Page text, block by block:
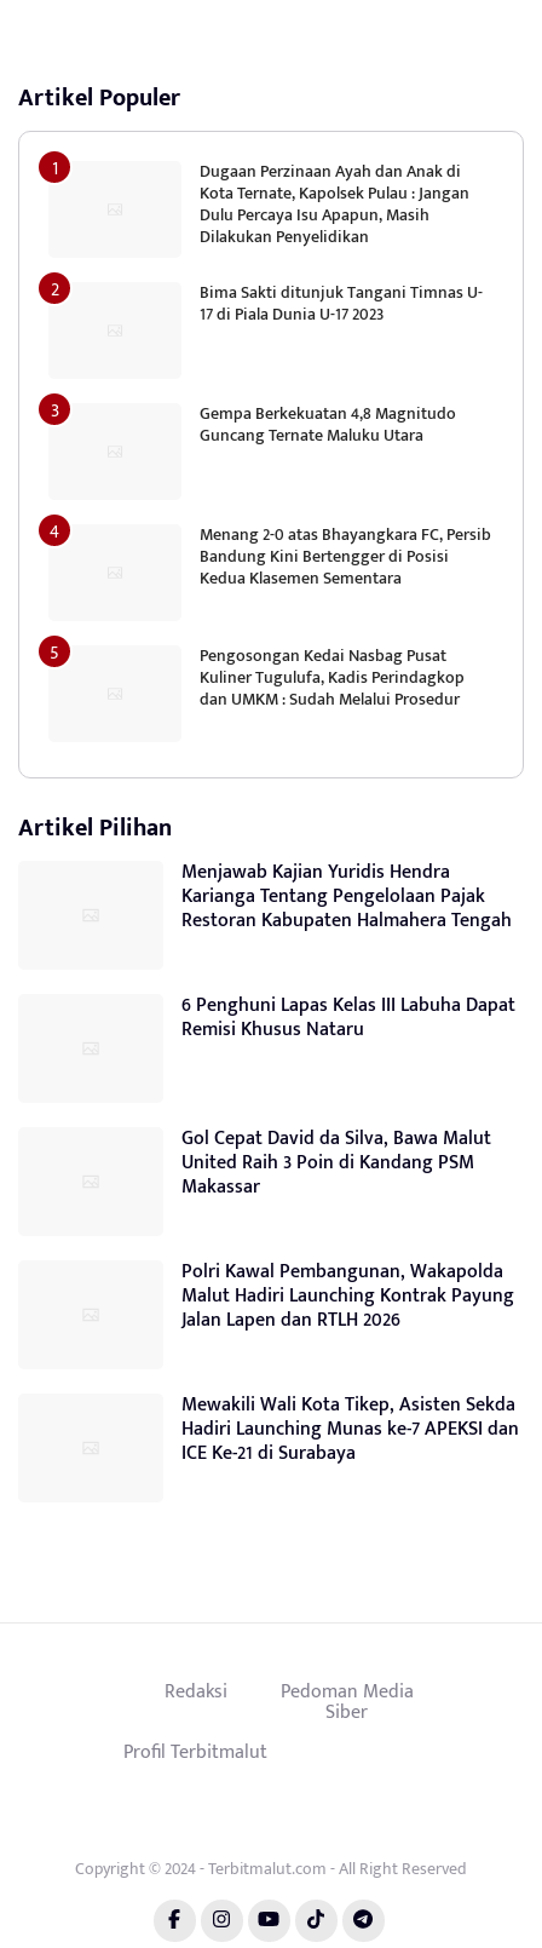
Artikel Populer
Dugaan Perzinaan Ayah dan Anak di
Kota Ternate, Kapolsek Pulau : Jangan
Dulu Percaya Isu Apapun, Masih
Dilakukan Penyelidikan
Bima Sakti ditunjuk Tangani Timnas U-
17 di Piala Dunia U-17 2023
Gempa Berkekuatan 4,8 Magnitudo
Guncang Ternate Maluku Utara
Menang 2-0 atas Bhayangkara FC, Persib
Bandung Kini Bertengger di Posisi
Kedua Klasemen Sementara
Pengosongan Kedai Nasbag Pusat
Kuliner Tugulufa, Kadis Perindagkop
dan UMKM : Sudah Melalui Prosedur
Artikel Pilihan
Menjawab Kajian Yuridis Hendra
Karianga Tentang Pengelolaan Pajak
Restoran Kabupaten Halmahera Tengah
6 Penghuni Lapas Kelas III Labuha Dapat
Remisi Khusus Nataru
Gol Cepat David da Silva, Bawa Malut
United Raih 3 Poin di Kandang PSM
Makassar
Polri Kawal Pembangunan, Wakapolda
Malut Hadiri Launching Kontrak Payung
Jalan Lapen dan RTLH 2026
Mewakili Wali Kota Tikep, Asisten Sekda
Hadiri Launching Munas ke-7 APEKSI dan
ICE Ke-21 di Surabaya
Redaksi Pedoman Media
Siber
Profil Terbitmalut
Copyright © 2024 - Terbitmalut.com - All Right Reserved